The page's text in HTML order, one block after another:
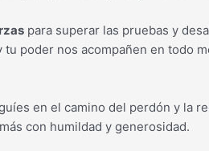
para superar las pruebas y
poder nos acompañen en todo
en el camino del perdón y la
con humildad y generosidad.